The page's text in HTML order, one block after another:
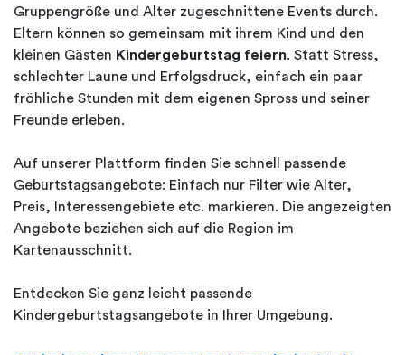
Gruppengröße und Alter zugeschnittene Events durch.
Eltern können so gemeinsam mit ihrem Kind und den
kleinen Gästen Kindergeburtstag feiern. Statt Stress,
schlechter Laune und Erfolgsdruck, einfach ein paar
fröhliche Stunden mit dem eigenen Spross und seiner
Freunde erleben.
Auf unserer Plattform finden Sie schnell passende
Geburtstagsangebote: Einfach nur Filter wie Alter,
Preis, Interessengebiete etc. markieren. Die angezeigten
Angebote beziehen sich auf die Region im
Kartenausschnitt.
Entdecken Sie ganz leicht passende
Kindergeburtstagsangebote in Ihrer Umgebung.